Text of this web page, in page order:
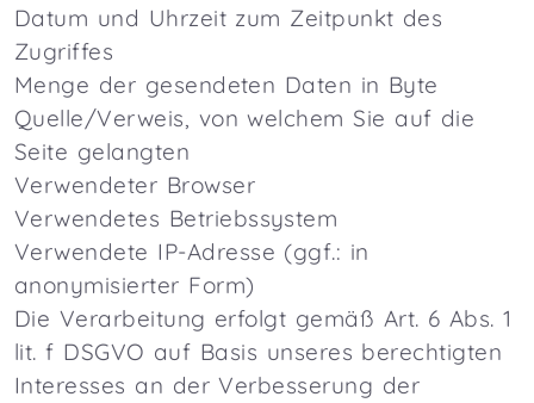
Datum und Uhrzeit zum Zeitpunkt des
Zugriffes
Menge der gesendeten Daten in Byte
Quelle/Verweis, von welchem Sie auf die
Seite gelangten
Verwendeter Browser
Verwendetes Betriebssystem
Verwendete IP-Adresse (ggf.: in
anonymisierter Form)
Die Verarbeitung erfolgt gemäß Art. 6 Abs. 1
lit. f DSGVO auf Basis unseres berechtigten
Interesses an der Verbesserung der